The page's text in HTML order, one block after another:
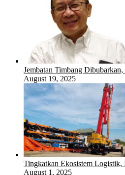
Jembatan Timbang
August 19, 2025
Tingkatkan Ekosistem
August 1, 2025